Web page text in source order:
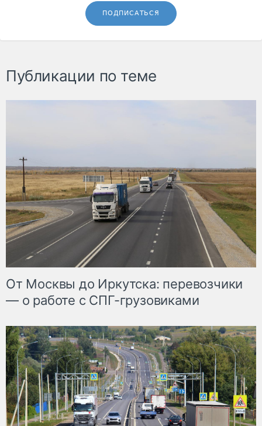
ПОДПИСАТЬСЯ
Публикации по теме
От Москвы до Иркутска: перевозчики
— о работе с СПГ-грузовиками